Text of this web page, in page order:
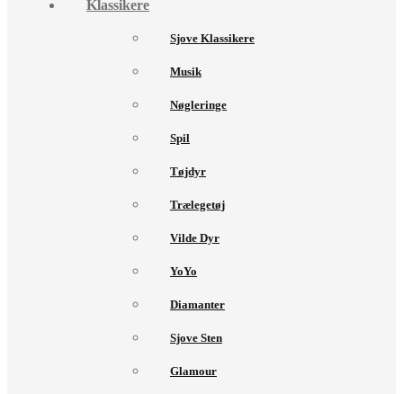
Klassikere
Sjove Klassikere
Musik
Nøgleringe
Spil
Tøjdyr
Trælegetøj
Vilde Dyr
YoYo
Diamanter
Sjove Sten
Glamour